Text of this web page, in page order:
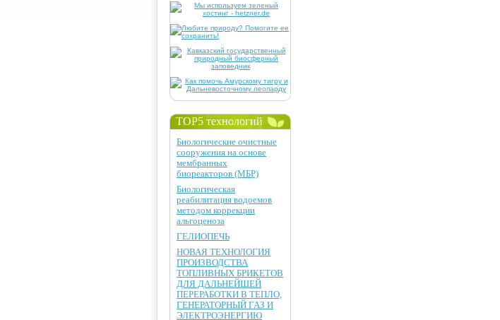
TOP5 технологий
Биологические очистные
сооружения на основе
мембранных
биореакторов (МБР)
Биологическая
реабилитация водоемов
методом коррекции
альгоценоза
ГЕЛИОПЕЧЬ
НОВАЯ ТЕХНОЛОГИЯ
ПРОИЗВОДСТВА
ТОПЛИВНЫХ БРИКЕТОВ
ДЛЯ ДАЛЬНЕЙШЕЙ
ПЕРЕРАБОТКИ В ТЕПЛО,
ГЕНЕРАТОРНЫЙ ГАЗ И
ЭЛЕКТРОЭНЕРГИЮ